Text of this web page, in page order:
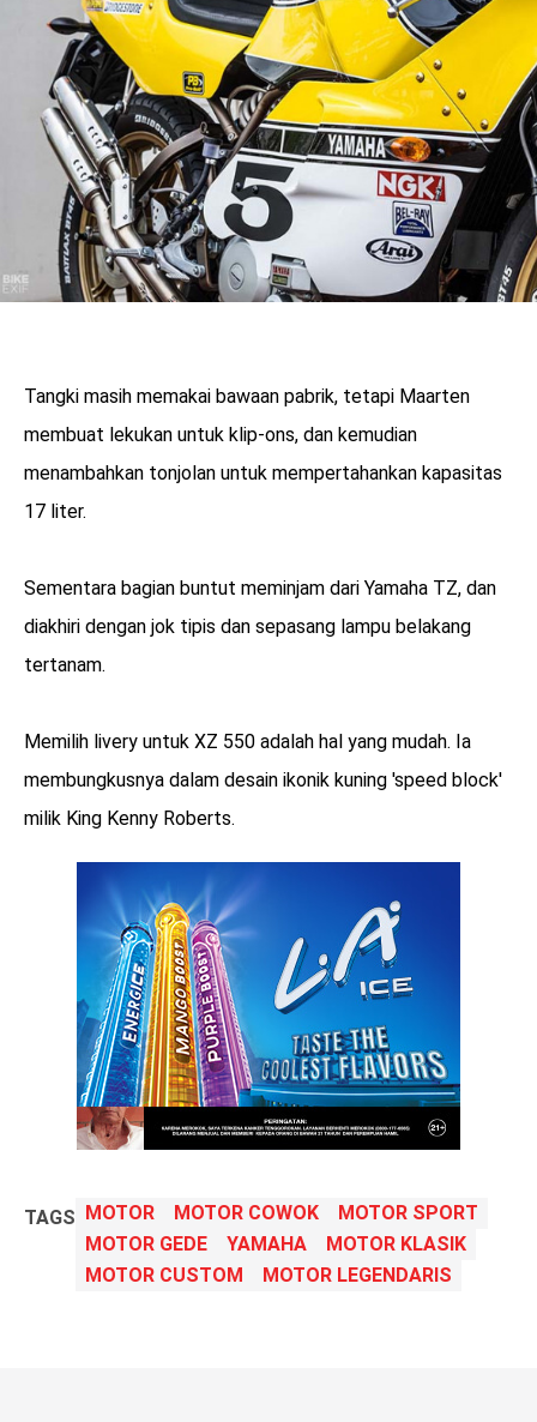
Tangki masih memakai bawaan pabrik, tetapi Maarten
membuat lekukan untuk klip-ons, dan kemudian
menambahkan tonjolan untuk mempertahankan kapasitas
17 liter.
Sementara bagian buntut meminjam dari Yamaha TZ, dan
diakhiri dengan jok tipis dan sepasang lampu belakang
tertanam.
Memilih livery untuk XZ 550 adalah hal yang mudah. Ia
membungkusnya dalam desain ikonik kuning 'speed block'
milik King Kenny Roberts.
TAGS MOTOR MOTOR COWOK
MOTOR SPORT
MOTOR GEDE
YAMAHA
MOTOR KLASIK
MOTOR CUSTOM
MOTOR LEGENDARIS